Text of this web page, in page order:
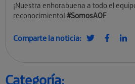
¡Nuestra enhorabuena a todo el
reconocimiento! #SomosAOF
Comparte la noticia:
Categoría: